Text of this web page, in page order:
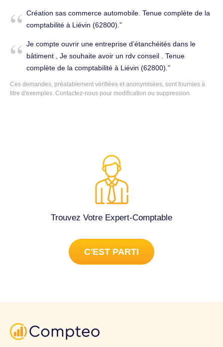
Création sas commerce automobile. Tenue complète de la
comptabilité à Liévin (62800).
Je compte ouvrir une entreprise d’étanchéités dans le
bâtiment , Je souhaite avoir un rdv conseil . Tenue
complète de la comptabilité à Liévin (62800).
Ces demandes, préalablement vérifiées et anonymisées, sont fournies à
titre d'exemples. Contactez-nous pour modification ou suppression.
Trouvez Votre Expert-Comptable
C'EST PARTI